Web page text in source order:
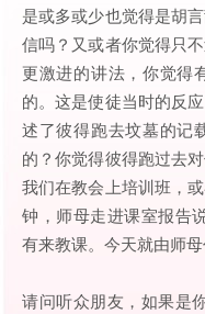
是或多或少也觉得是胡
信吗？又或者你觉得只
更激进的讲法，你觉得
的。这是使徒当时的反
述了彼得跑去坟墓的记
的？你觉得彼得跑过去
我们在教会上培训班，
钟，师母走进课室报告
有来教课。今天就由师母
请问听众朋友，如果是